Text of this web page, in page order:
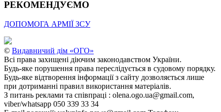
РЕКОМЕНДУЄМО
ДОПОМОГА АРМІЇ ЗСУ
© Видавничий дім «ОГО»
Всі права захищені діючим законодавством України.
Будь-яке порушення права переслідується в судовому порядку.
Будь-яке відтворення інформації з сайту дозволяється лише
при дотриманні правил використання матеріалів.
З питань реклами та співпраці : olena.ogo.ua@gmail.com,
viber/whatsapp 050 339 33 34